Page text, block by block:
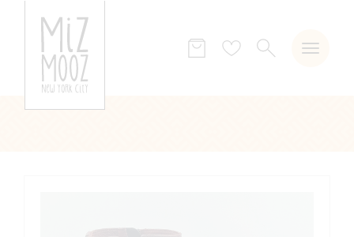
Verlanglijst
ZOEKEN